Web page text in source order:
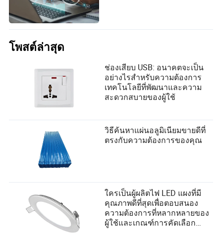
โพสต์ล่าสุด
ช่องเสียบ USB: อนาคตจะเป็น
อย่างไรสำหรับความต้องการ
เทคโนโลยีที่พัฒนาและความ
สะดวกสบายของผู้ใช้
วิธีค้นหาแผ่นอลูมิเนียมขายดีที่
ตรงกับความต้องการของคุณ
ใครเป็นผู้ผลิตไฟ LED แผงที่มี
คุณภาพดีที่สุดเพื่อตอบสนอง
ความต้องการที่หลากหลายของ
ผู้ใช้และเกณฑ์การคัดเลือก